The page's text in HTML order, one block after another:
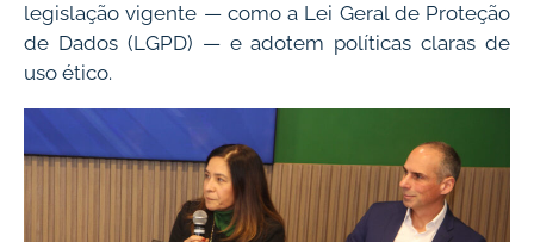
legislação vigente — como a Lei Geral de Proteção
de Dados (LGPD) — e adotem políticas claras de
uso ético.